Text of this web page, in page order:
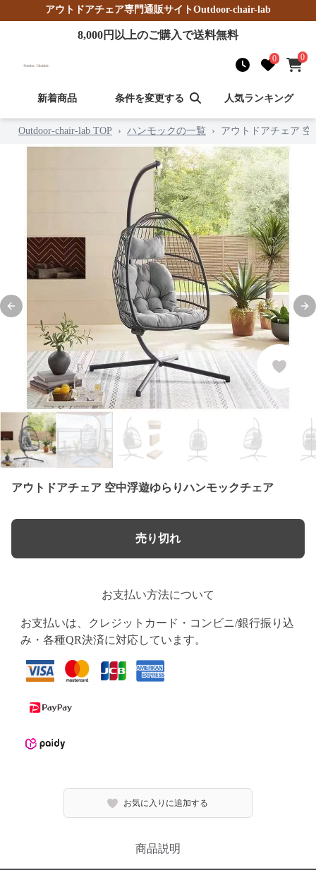
アウトドアチェア専門通販サイトOutdoor-chair-lab
8,000円以上のご購入で送料無料
0 0
新着商品 条件を変更する 人気ランキング
Outdoor-chair-lab TOP › ハンモックの一覧 › アウトドアチェア
Previous slide
アウトドアチェア 空中浮遊ゆらりハンモックチェア
売り切れ
お支払い方法について
お支払いは、クレジットカード・コンビニ/銀行振り込
み・各種QR決済に対応しています。
お気に入りに追加する
商品説明